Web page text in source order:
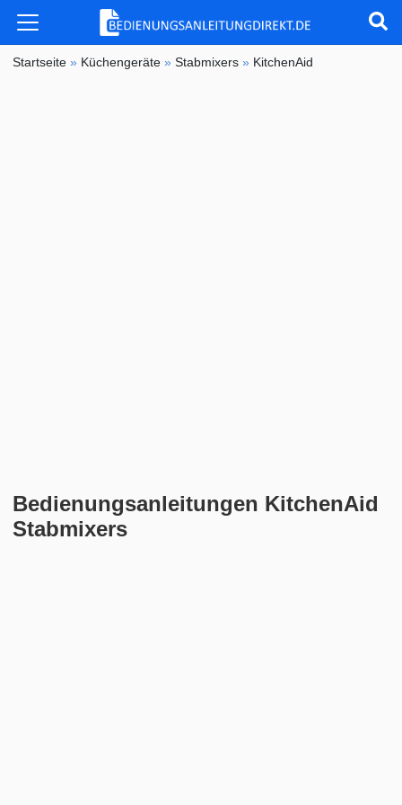
Startseite » Küchengeräte »Stabmixers » KitchenAid
Bedienungsanleitungen KitchenAid
Stabmixers